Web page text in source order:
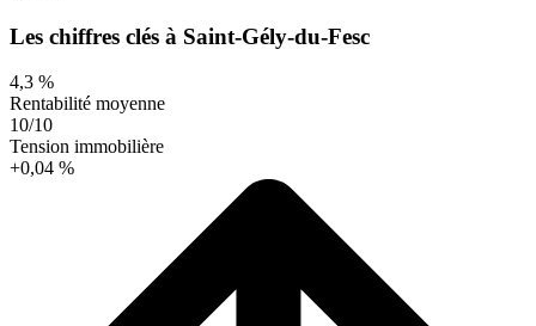
Les chiffres clés à Saint-Gély-du-Fesc
4,3 %
Rentabilité moyenne
10/10
Tension immobilière
+0,04 %